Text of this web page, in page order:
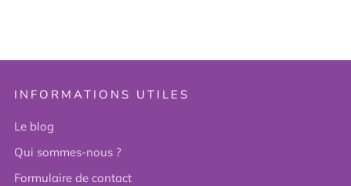
INFORMATIONS UTILES
Le blog
Qui sommes-nous ?
Formulaire de contact